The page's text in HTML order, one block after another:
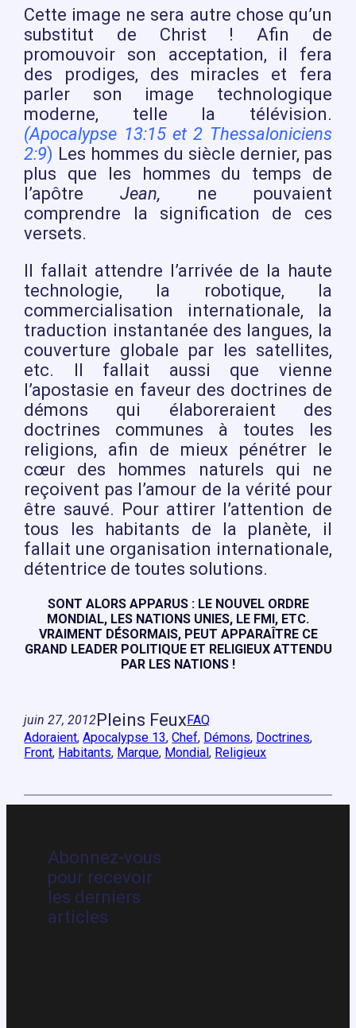
Cette image ne sera autre chose qu’un
substitut de Christ ! Afin de
promouvoir son acceptation, il fera
des prodiges, des miracles et fera
parler son image technologique
moderne, telle la télévision.
(Apocalypse 13:15 et 2 Thessaloniciens
2:9) Les hommes du siècle dernier, pas
plus que les hommes du temps de
l’apôtreJean, ne pouvaient
comprendre la signification de ces
versets.
Il fallait attendre l’arrivée de la haute
technologie, la robotique, la
commercialisation internationale, la
traduction instantanée des langues, la
couverture globale par les satellites,
etc. Il fallait aussi que vienne
l’apostasie en faveur des doctrines de
démons qui élaboreraient des
doctrines communes à toutes les
religions, afin de mieux pénétrer le
cœur des hommes naturels qui ne
reçoivent pas l’amour de la vérité pour
être sauvé. Pour attirer l’attention de
tous les habitants de la planète, il
fallait une organisation internationale,
détentrice de toutes solutions.
SONT ALORS APPARUS : LE NOUVEL ORDRE
MONDIAL, LES NATIONS UNIES, LE FMI, ETC.
VRAIMENT DÉSORMAIS, PEUT APPARAÎTRE CE
GRAND LEADER POLITIQUE ET RELIGIEUX ATTENDU
PAR LES NATIONS !
juin 27, 2012 Pleins FeuxFAQ
Adoraient, Apocalypse 13, Chef, Démons, Doctrines
Front, Habitants, Marque, Mondial, Religieux
Abonnez-vous
pour recevoir
les derniers
articles